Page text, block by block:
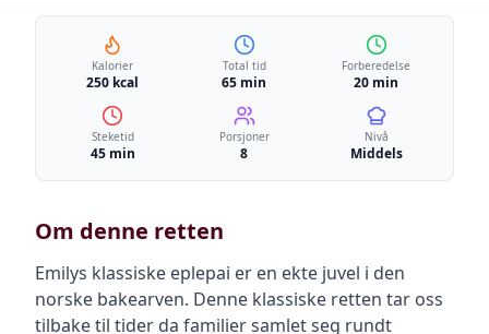
Kalorier
250 kcal
Total tid
65 min
Forberedelse
20 min
Steketid
45 min
Porsjoner
8
Nivå
Middels
Om denne retten
Emilys klassiske eplepai er en ekte juvel i den
norske bakearven. Denne klassiske retten tar oss
tilbake til tider da familier samlet seg rundt